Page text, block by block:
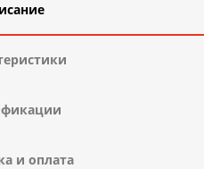
и оплата